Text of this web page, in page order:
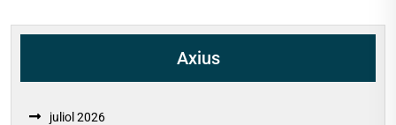
Axius
juliol 2026